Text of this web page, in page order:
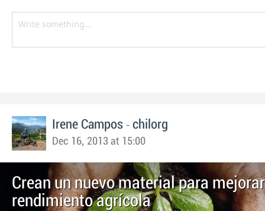
Irene Campos - chilorg
Dec 16, 2013 at 15:00
Crean un nuevo material para
rendimiento agrícola